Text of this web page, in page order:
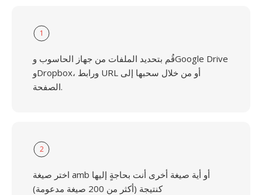
1
قُم بتحديد الملفات من جهاز الحاسوب وGoogle Drive
وDropbox، ورابط URL أو من خلال سحبها إلى
الصفحة.
2
اختر صيغة amb أو أية صيغة أخرى أنت بحاجةٍ إليها
كنتيجة (أكثر من 200 صيغة مدعومة)